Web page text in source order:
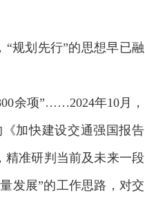
规划先行”的思想早已融
余项”……2024年10月，
加快建设交通强国报告
精准研判当前及未来一段
发展”的工作思路，对交